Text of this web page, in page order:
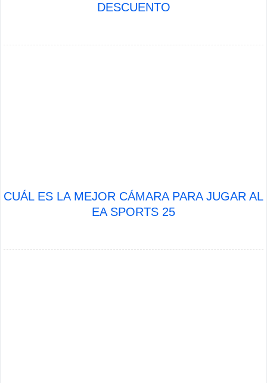
DESCUENTO
CUÁL ES LA MEJOR CÁMARA PARA JUGAR AL
EA SPORTS 25